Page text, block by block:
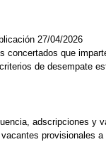
27/04/2026
que
de desempate
adscripciones y
provisionales